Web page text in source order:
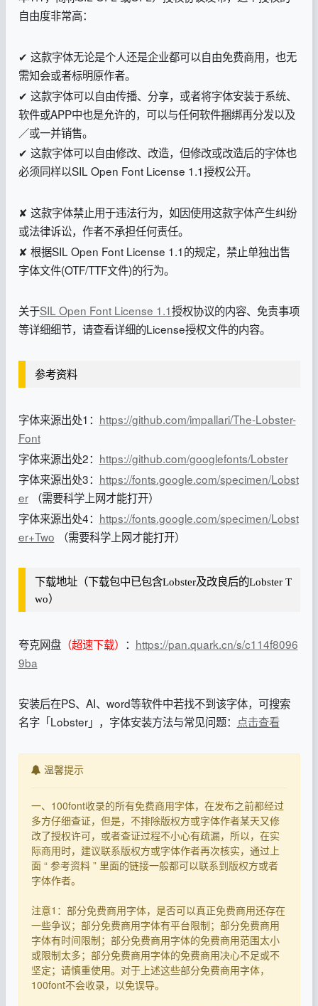
自由度非常高：
✔ 这款字体无论是个人还是企业都可以自由免费商用，也无
需知会或者标明原作者。
✔ 这款字体可以自由传播、分享，或者将字体安装于系统、
软件或APP中也是允许的，可以与任何软件捆绑再分发以及
／或一并销售。
✔ 这款字体可以自由修改、改造，但修改或改造后的字体也
必须同样以SIL Open Font License 1.1授权公开。
✘ 这款字体禁止用于违法行为，如因使用这款字体产生纠纷
或法律诉讼，作者不承担任何责任。
✘ 根据SIL Open Font License 1.1的规定，禁止单独出售
字体文件(OTF/TTF文件)的行为。
关于SIL Open Font License 1.1授权协议的内容、免责事项
等详细细节，请查看详细的License授权文件的内容。
参考资料
字体来源出处1： https://github.com/impallari/The-Lobster-
Font
字体来源出处2： https://github.com/googlefonts/Lobster
字体来源出处3： https://fonts.google.com/specimen/Lobst
er（需要科学上网才能打开）
字体来源出处4： https://fonts.google.com/specimen/Lobst
er+Two （需要科学上网才能打开）
下载地址（下载包中已包含Lobster及改良后的Lobster T
wo）
夸克网盘（超速下载） ： https://pan.quark.cn/s/c114f8096
9ba
安装后在PS、AI、word等软件中若找不到该字体，可搜索
名字「Lobster」，字体安装方法与常见问题： 点击查看
温馨提示
一、100font收录的所有免费商用字体，在发布之前都经过
多方仔细查证，但是，不排除版权方或字体作者某天又修
改了授权许可，或者查证过程不小心有疏漏，所以，在实
际商用时，建议联系版权方或字体作者再次核实，通过上
面 “ 参考资料 ” 里面的链接一般都可以联系到版权方或者
字体作者。
注意1：部分免费商用字体，是否可以真正免费商用还存在
一些争议；部分免费商用字体有平台限制；部分免费商用
字体有时间限制；部分免费商用字体的免费商用范围太小
或限制太多；部分免费商用字体的免费商用决心不足或不
坚定；请慎重使用。对于上述这些部分免费商用字体，
100font不会收录，以免误导。